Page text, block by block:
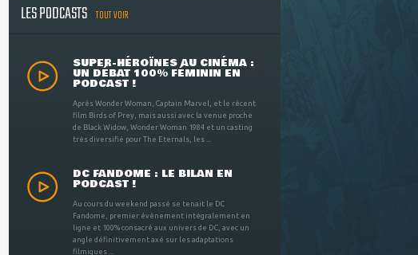
LES PODCASTS TOUT VOIR
SUPER-HÉROÏNES AU CINÉMA :
UN DÉBAT 100% FÉMININ EN
PODCAST !
Après Wonder Woman, Captain Marvel, et le récent
film Birds of Prey, mais aussi avec la venue proche
de Black Widow, Wonder Woman 1984 et un casting
très diversifié pour The Eternals, les ...
DC FANDOME : LE BILAN EN
PODCAST !
Au cours du weekend passé se tenait le DC
Fandome, premier évènement intégralement en
ligne et 100% consacré aux univers de DC, avec un
angle définitivement axé sur les adaptations
filmiques ...